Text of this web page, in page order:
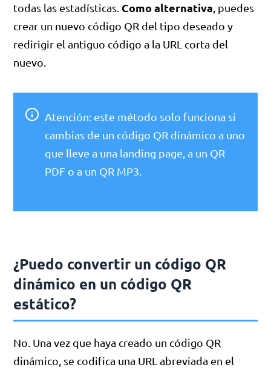
todas las estadísticas. Como alternativa , puedes
crear un nuevo código QR del tipo deseado y
redirigir el antiguo código a la URL corta del
nuevo.
Atención: este método solo funciona si
cambias de un código QR dinámico a uno
que lleve a una landing page, a un QR
PDF o a un QR MP3.
¿Puedo convertir un código QR
dinámico en un código QR
estático?
No. Una vez que haya creado un código QR
dinámico, se codifica una URL abreviada en el